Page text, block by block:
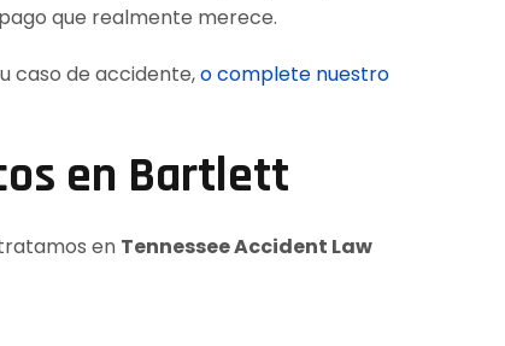
que realmente merece.
caso de accidente,o complete nuestro
en Bartlett
en Tennessee Accident Law